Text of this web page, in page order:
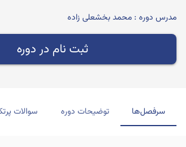
مدرس دوره : محمد بخشعلی زاده
ثبت نام در دوره
سرفصل‌ها توضیحات دوره سوالات